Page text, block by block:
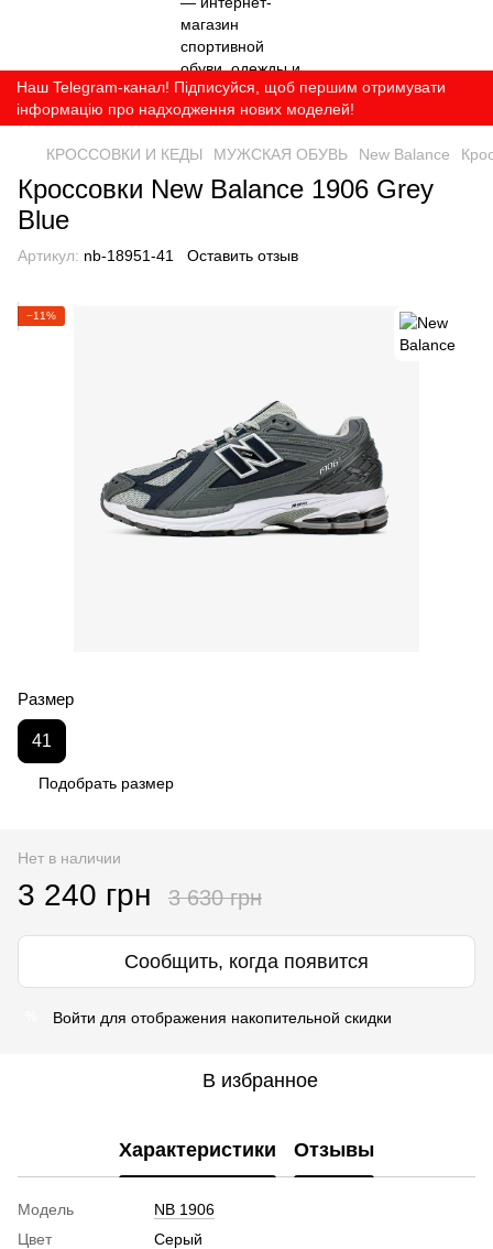
Наш Telegram-канал! Підписуйся, щоб першим отримувати
інформацію про надходження нових моделей!
КРОССОВКИ И КЕДЫ МУЖСКАЯ ОБУВЬ New Balance
Кроссовки New Balance 1906 Grey
Blue
Артикул: nb-18951-41 Оставить отзыв
−11%
Размер
41
Подобрать размер
Нет в наличии
3 240 грн 3 630 грн
Сообщить, когда появится
Войти для отображения накопительной скидки
В избранное
Характеристики Отзывы
Модель
NB 1906
Цвет
Серый